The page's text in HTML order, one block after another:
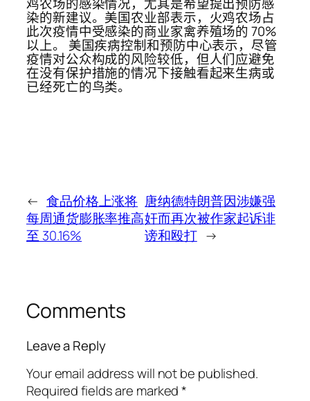
鸡农场的感染情况，尤其是希望提出预防感
染的新建议。美国农业部表示，火鸡农场占
此次疫情中受感染的商业家禽养殖场的 70%
以上。 美国疾病控制和预防中心表示，尽管
疫情对公众构成的风险较低，但人们应避免
在没有保护措施的情况下接触看起来生病或
已经死亡的鸟类。
← 食品价格上涨将
每周通货膨胀率推高
至 30.16%
唐纳德特朗普因涉嫌强
奸而再次被作家起诉诽
谤和殴打 →
Comments
Leave a Reply
Your email address will not be published.
Required fields are marked*